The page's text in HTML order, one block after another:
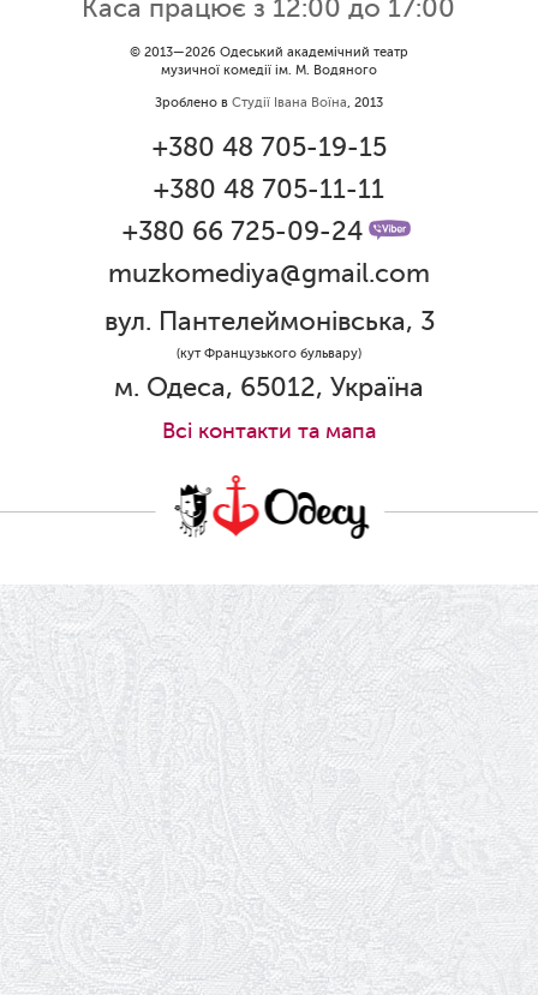
09.06.2026
Вітаємо Ірину Візіренко з
народженням дівчинки!
Дякуємо за свято!
Графік роботи каси 1 червня
Ювілей Олени Редько
Ювілей Станіслава Зайцева
18.05.2026
Шукаємо інженерів і техніків
17.05.2026
Ювілей Валентини Бородіної
13.05.2026
Конкурс на заміщення вакантних
посад
12.05.2026
Ювілей Світлани Коцюренко
10.05.2026
Онлайн-трансляція концерту «Хто
Каса працює з 12:00 до 17:00
© 2013—2026 Одеський академічний театр
музичної комедії ім. М. Водяного
Зроблено в Студії Івана Воїна, 2013
+380 48 705-19-15
+380 48 705-11-11
+380 66 725-09-24
muzkomediya@gmail.com
вул. Пантелеймонівська, 3
(кут Французького бульвару)
м. Одеса, 65012, Україна
Всi контакти та мапа